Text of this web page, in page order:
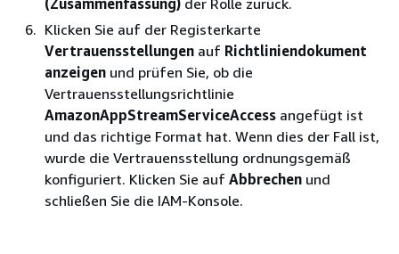
(Zusammenfassung) der Rolle zurück.
Klicken Sie auf der Registerkarte
Vertrauensstellungen auf Richtliniendokument
anzeigen und prüfen Sie, ob die
Vertrauensstellungsrichtlinie
AmazonAppStreamServiceAccess angefügt ist
und das richtige Format hat. Wenn dies der Fall ist,
wurde die Vertrauensstellung ordnungsgemäß
konfiguriert. Klicken Sie auf Abbrechen und
schließen Sie die IAM-Konsole.